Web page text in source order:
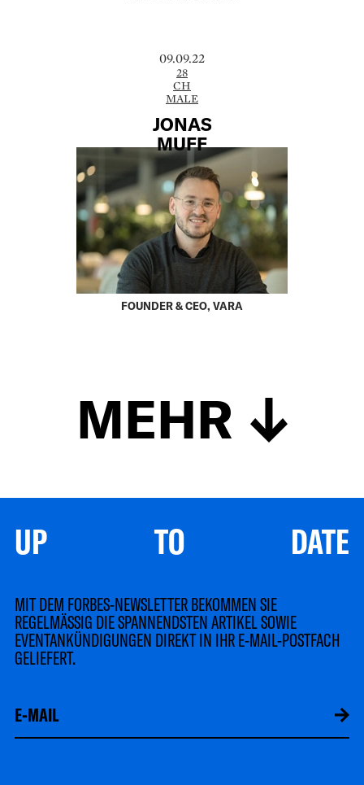
09.09.22
28
CH
MALE
JONAS
MUFF
FOUNDER & CEO, VARA
MEHR
UP TO DATE
MIT DEM FORBES-NEWSLETTER BEKOMMEN SIE
REGELMÄSSIG DIE SPANNENDSTEN ARTIKEL SOWIE
EVENTANKÜNDIGUNGEN DIREKT IN IHR E-MAIL-POSTFACH
GELIEFERT.